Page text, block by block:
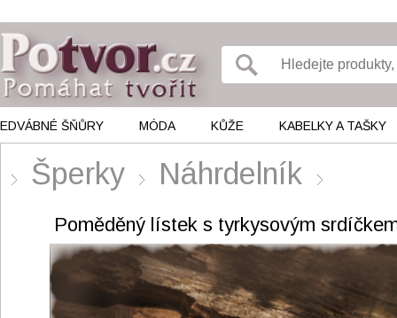
ŠŇŮRY MÓDA KŮŽE KABELKY A TAŠKY
Šperky Náhrdelník
Poměděný lístek s tyrkysovým